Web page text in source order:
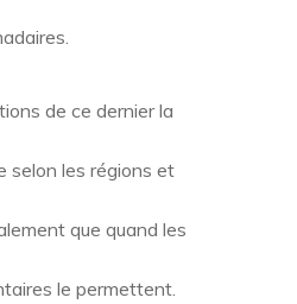
de ce dernier la
selon les régions et
que quand les
le permettent.